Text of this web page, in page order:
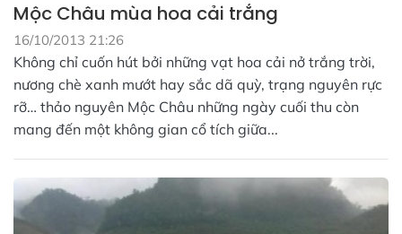
Mộc Châu mùa hoa cải trắng
16/10/2013 21:26
Không chỉ cuốn hút bởi những vạt hoa cải nở trắng trời,
nương chè xanh mướt hay sắc dã quỳ, trạng nguyên rực
rỡ… thảo nguyên Mộc Châu những ngày cuối thu còn
mang đến một không gian cổ tích giữa...